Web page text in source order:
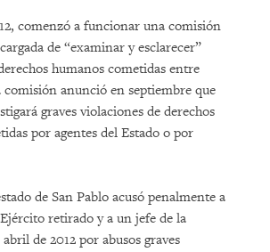
comenzó a funcionar una comisión
de “examinar y esclarecer”
humanos cometidas entre
comisión anunció en septiembre que
graves violaciones de derechos
por agentes del Estado o por
de San Pablo acusó penalmente a
retirado y a un jefe de la
de 2012 por abusos graves